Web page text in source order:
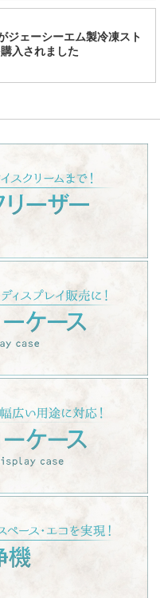
ジェーシーエム製冷凍スト
入されました